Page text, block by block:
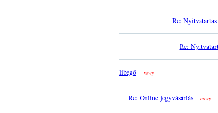
Re: Nyitvatartas
Re:
libegő nowy
Re: Online jegyvásárlás nowy